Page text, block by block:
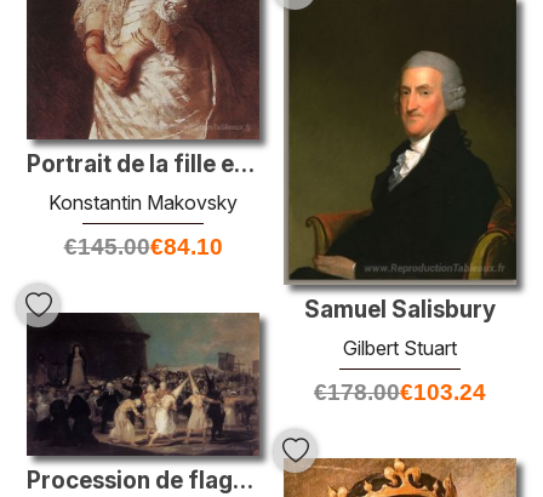
Portrait de la fille en robe bleue
Konstantin Makovsky
€145.00€84.10
Samuel Salisbury
Gilbert Stuart
€178.00€103.24
Procession de flagellants